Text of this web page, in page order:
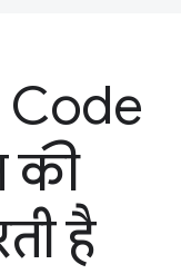
Code
की
है